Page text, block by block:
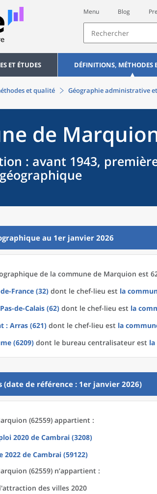
Menu Blog
ET ÉTUDES DÉFINITIONS, MÉTHODES
et qualité Géographie administrative
de
: avant 1943,
au 1er janvier 2026
de la commune de Marquion est
France (32) dont le chef-lieu est la
de-Calais (62) dont le chef-lieu est la
: Arras (621) dont le chef-lieu est la
(6209) dont le bureau centralisateur est
(date de référence : 1er janvier 2026)
(62559) appartient :
2020 de Cambrai (3208)
2022 de Cambrai (59122)
(62559) n’appartient :
des villes 2020